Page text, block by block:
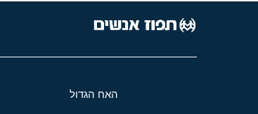
האח הגדול